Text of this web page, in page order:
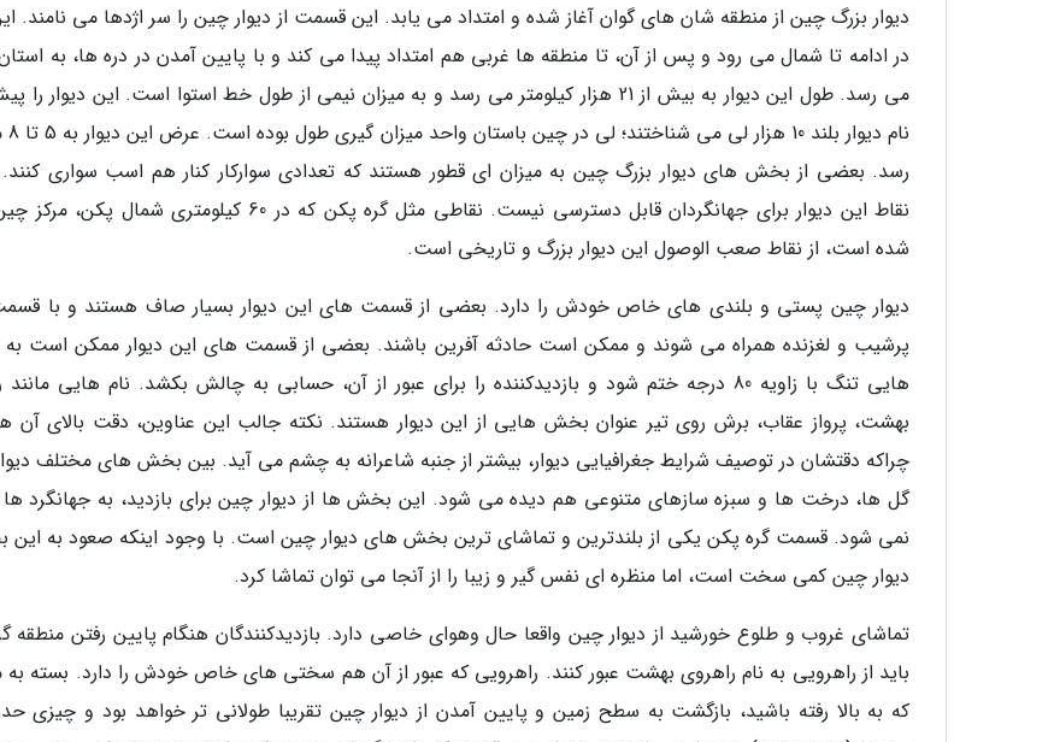
دیوار بزرگ چین از منطقه شان های گوان آغاز شده و امتداد می یابد. این قسمت از دیوار چین را سر اژدها می نامند.
در ادامه تا شمال می رود و پس از آن، تا منطقه ها غربی هم امتداد پیدا می کند و با پایین آمدن در دره ها، به
می رسد. طول این دیوار به بیش از 21 هزار کیلومتر می رسد و به میزان نیمی از طول خط استوا است. این دیوار
نام
رسد. بعضی از بخش های دیوار بزرگ چین به میزان ای قطور هستند که تعدادی سوارکار کنار هم اسب سواری
نقاط این دیوار برای جهانگردان قابل دسترسی نیست. نقاطی مثل گره پکن که در 60 کیلومتری
شده است، از نقاط صعب الوصول این دیوار بزرگ و تاریخی است.
دیوار چین پستی و بلندی های خاص خودش را دارد. بعضی از قسمت های این دیوار بسیار صاف هستند و با
پرشیب و لغزنده همراه می شوند و ممکن است حادثه آفرین باشند. بعضی از قسمت های این دیوار ممکن است
هایی تنگ با زاویه 80 درجه ختم شود و بازدیدکننده را برای عبور از آن، حسابی به چالش بکشد. نام هایی
بهشت، پرواز عقاب، برش روی تیر عنوان بخش هایی از این دیوار هستند. نکته جالب این عناوین، دقت بالای آن
چراکه دقتشان در توصیف شرایط جغرافیایی دیوار، بیشتر از جنبه شاعرانه به چشم می آید. بین بخش های مختلف
گل ها، درخت ها و سبزه سازهای متنوعی هم دیده می شود. این بخش ها از دیوار چین برای بازدید، به جهانگرد
نمی شود. قسمت گره پکن یکی از بلندترین و تماشای ترین بخش های دیوار چین است. با وجود اینکه صعود به این
دیوار چین کمی سخت است، اما منظره ای نفس گیر و زیبا را از آنجا می توان تماشا کرد.
تماشای غروب و طلوع خورشید از دیوار چین واقعا حال وهوای خاصی دارد. بازدیدکنندگان هنگام پایین رفتن منطقه
باید از راهرویی به نام راهروی بهشت عبور کنند. راهرویی که عبور از آن هم سختی های خاص خودش را دارد. بسته
که به بالا رفته باشید، بازگشت به سطح زمین و پایین آمدن از دیوار چین تقریبا طولانی تر خواهد بود و چیزی